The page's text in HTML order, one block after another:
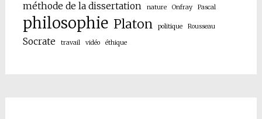
méthode de la dissertation nature Onfray Pascal
philosophie Platon politique Rousseau
Socrate travail vidéo éthique